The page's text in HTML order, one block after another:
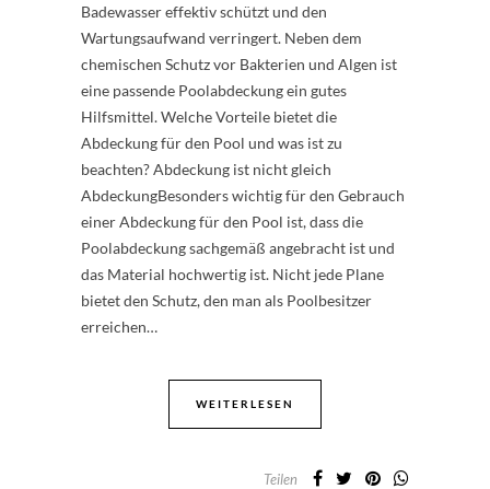
Badewasser effektiv schützt und den
Wartungsaufwand verringert. Neben dem
chemischen Schutz vor Bakterien und Algen ist
eine passende Poolabdeckung ein gutes
Hilfsmittel. Welche Vorteile bietet die
Abdeckung für den Pool und was ist zu
beachten? Abdeckung ist nicht gleich
AbdeckungBesonders wichtig für den Gebrauch
einer Abdeckung für den Pool ist, dass die
Poolabdeckung sachgemäß angebracht ist und
das Material hochwertig ist. Nicht jede Plane
bietet den Schutz, den man als Poolbesitzer
erreichen…
WEITERLESEN
Teilen